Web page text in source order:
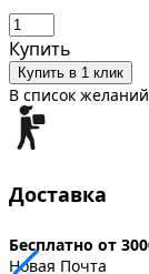
Купить
Купить в 1 клик
В список желаний
Доставка
Бесплатно от
Новая Почта